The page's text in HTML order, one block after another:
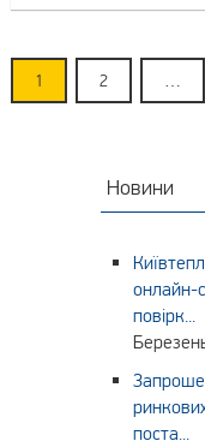
Навігація
1 2
Новини
онлайн-
повірк...
поста...